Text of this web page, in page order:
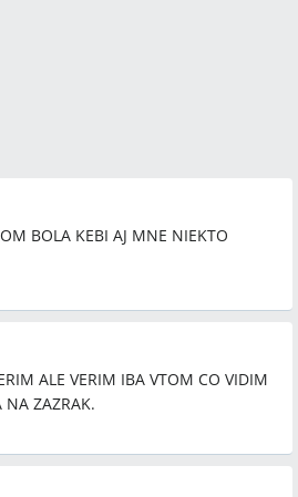
BOLA KEBI AJ MNE NIEKTO
ALE VERIM IBA VTOM CO VIDIM
NA ZAZRAK.